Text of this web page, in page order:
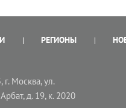
РЕГИОНЫ
г. Москва, ул.
д. 19, к. 2020